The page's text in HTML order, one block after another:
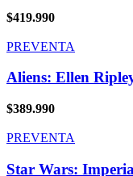
$419.990
PREVENTA
Aliens: Ellen
$389.990
PREVENTA
Star Wars: